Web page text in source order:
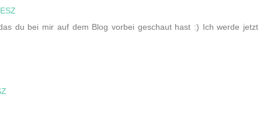
du bei mir auf dem Blog vorbei geschaut hast :) Ich werde